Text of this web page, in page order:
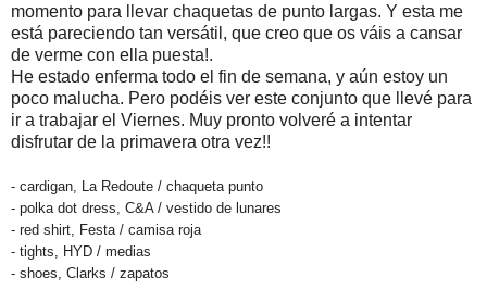
momento para llevar chaquetas de punto largas. Y esta me
está pareciendo tan versátil, que creo que os váis a cansar
de verme con ella puesta!.
He estado enferma todo el fin de semana, y aún estoy un
poco malucha. Pero podéis ver este conjunto que llevé para
ir a trabajar el Viernes. Muy pronto volveré a intentar
disfrutar de la primavera otra vez!!
- cardigan, La Redoute / chaqueta punto
- polka dot dress, C&A / vestido de lunares
- red shirt, Festa / camisa roja
- tights, HYD / medias
- shoes, Clarks / zapatos